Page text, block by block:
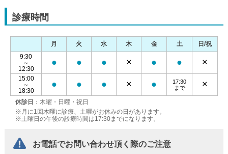
診療時間
休診日 ：木曜・日曜・祝日
※月に1回木曜に診療、土曜がお休みの日があります。
※土曜日の午後の診療時間は17:30までになります。
月 火 水 木 金 土
日/祝
9:30
～
12:30
● ● ● × ● ● ×
15:00
～
18:30
● ● ● × ●
17:30
まで
×
お電話でお問い合わせ頂く際のご注意